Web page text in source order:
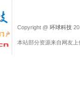
Copyright @ 环球科技
本站部分资源来自网友